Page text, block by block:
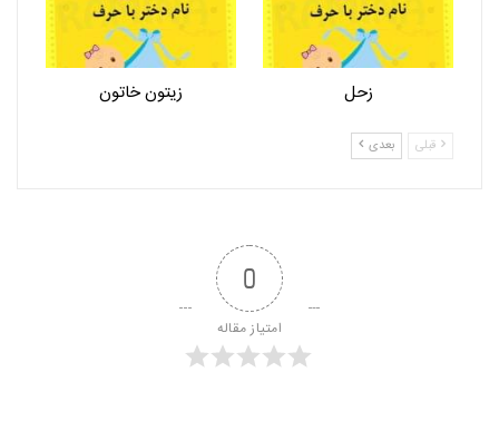
زحل زیتون خاتون
قبلی بعدی
0
امتیاز مقاله